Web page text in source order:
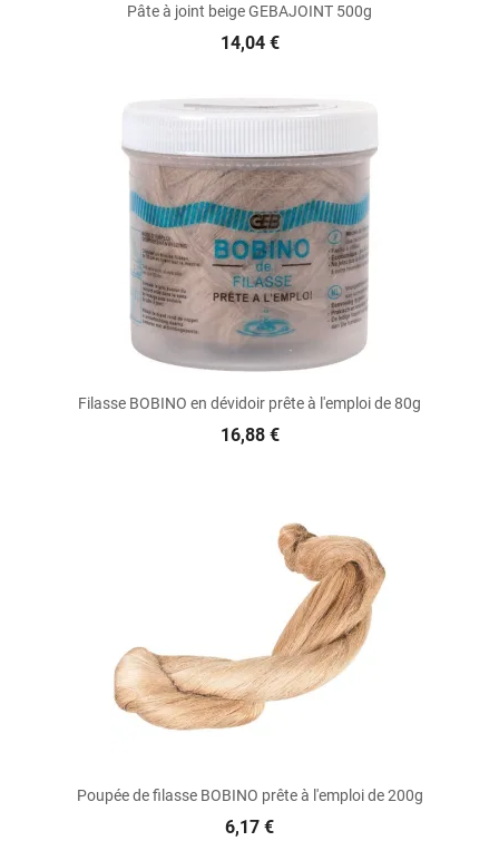
Pâte à joint beige GEBAJOINT 500g
14,04 €
Filasse BOBINO en dévidoir prête à l'emploi de 80g
16,88 €
Poupée de filasse BOBINO prête à l'emploi de 200g
6,17 €